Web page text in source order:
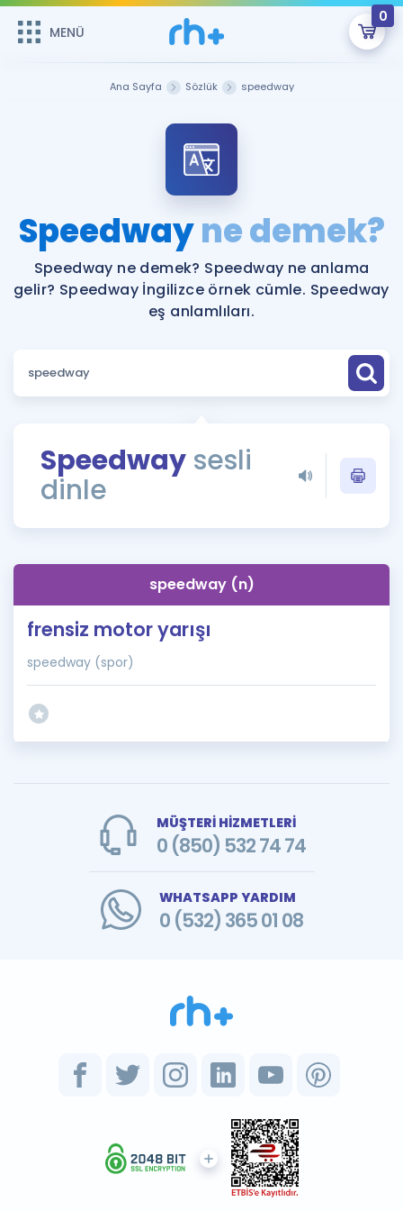
MENÜ
0
Şifremi Hatırlamıyorum
ÜYE DEĞİLİM
Sepetin Şu An Boş.
Remzi Hoca ile seni sınava hazırlayacak onlarca eğitim seni
bekliyor!
MENÜ
Katılımcı Görüşleri
Faydalı Araçlar
Sözlük
Rehberlik Aracı
ÖSYM Sınav Takvimi
İngilizce Gramer
Hakkımızda
Ana Sayfa Sözlük speedway
Speedwayne demek?
Speedway ne demek? Speedway ne anlama
gelir? Speedway İngilizce örnek cümle. Speedway
eş anlamlıları.
Speedway sesli
dinle
speedway (n)
frensiz motor yarışı
speedway (spor)
MÜŞTERİ HİZMETLERİ
0 (850) 532 74 74
WHATSAPP YARDIM
0 (532) 365 01 08